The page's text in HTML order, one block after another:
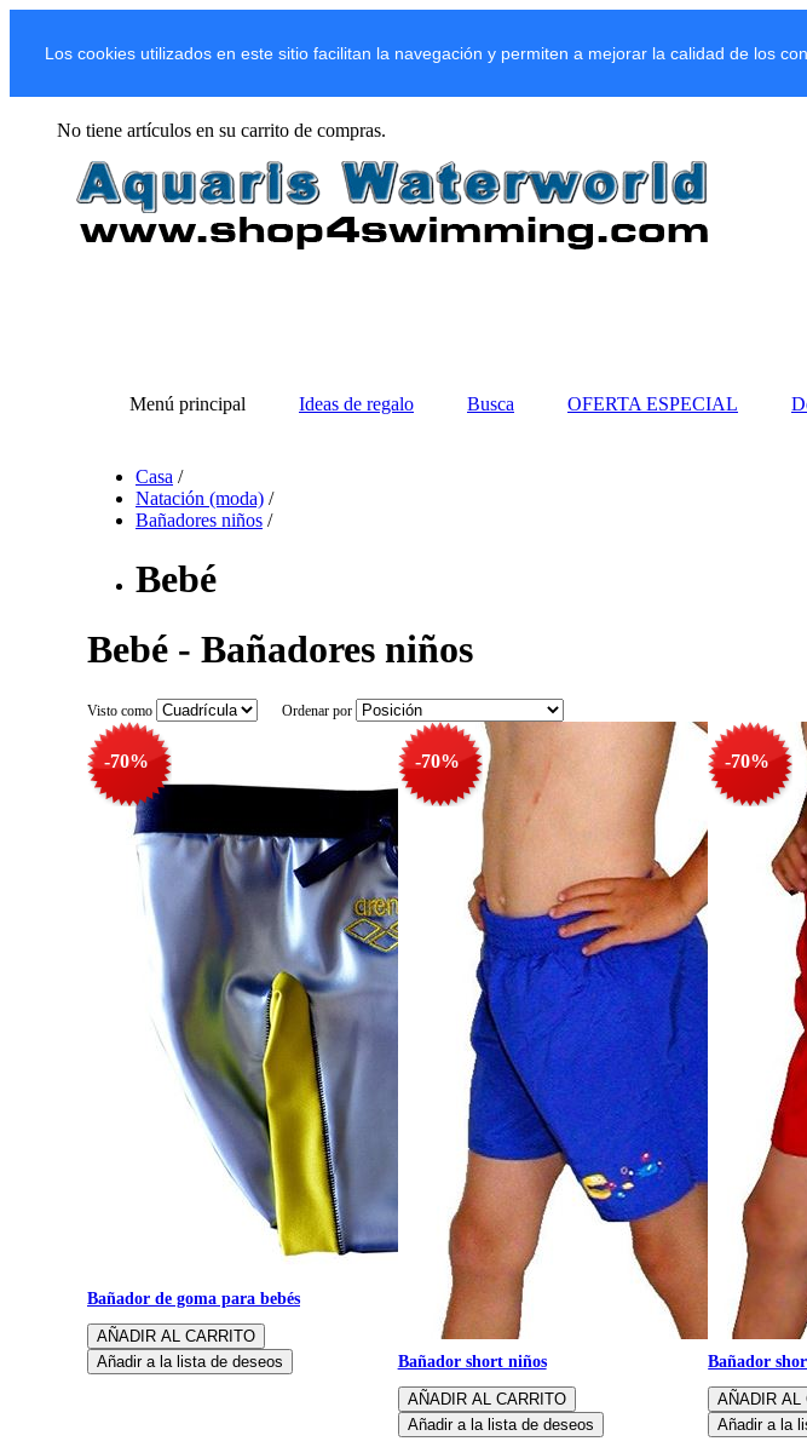
Los cookies utilizados en este sitio facilitan la navegación y permiten a mejorar la calidad de los
No tiene artículos en su carrito de compras.
Menú principal Ideas de regalo Busca OFERTA ESPECIAL
Casa /
Natación (moda) /
Bañadores niños /
Bebé
Bebé - Bañadores niños
Visto como Ordenar por
-70%
Bañador de goma para bebés
-70%
Bañador short niños
-70%
Bañador